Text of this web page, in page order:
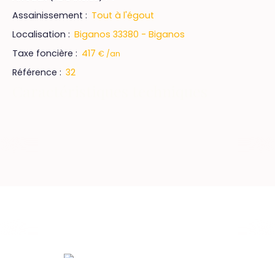
Assainissement : Tout à l'égout
Localisation : Biganos 33380 - Biganos
Taxe foncière : 417 € /an
Référence : 32